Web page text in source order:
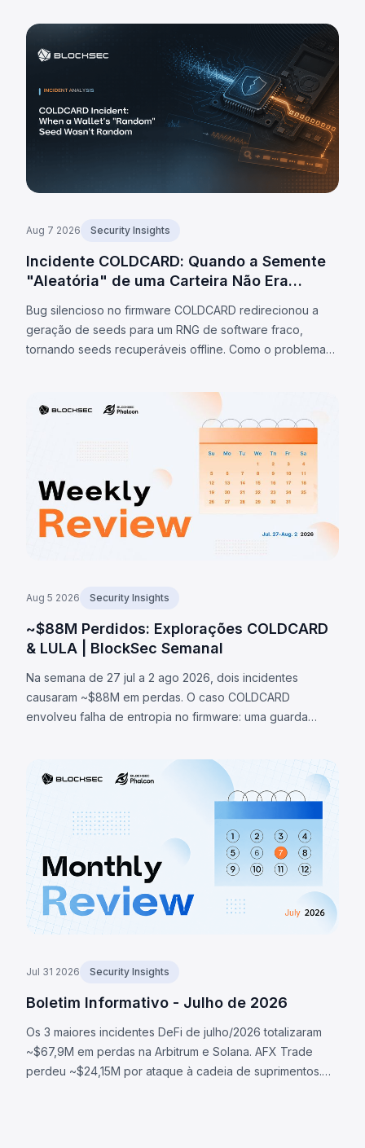
Aug 7 2026 Security Insights
Incidente COLDCARD: Quando a Semente
"Aleatória" de uma Carteira Não Era
Bug silencioso no firmware COLDCARD redirecionou a
geração de seeds para um RNG de software fraco,
tornando seeds recuperáveis offline. Como o problema
até 7/ago/2026.
Aug 5 2026 Security Insights
~$88M Perdidos: Explorações COLDCARD
& LULA | BlockSec Semanal
Na semana de 27 jul a 2 ago 2026, dois incidentes
causaram ~$88M em perdas. O caso COLDCARD
envolveu falha de entropia no firmware: uma guarda
determinístico, permitindo recuperar seeds e roubar
~1.370 BTC (~$88M). O token LULA na BNB Chain perdeu
~$578K por falha lógica que permitia acionar `recycle()`,
drenando liquidez da PancakeSwap V2.
Jul 31 2026 Security Insights
Boletim Informativo - Julho de 2026
Os 3 maiores incidentes DeFi de julho/2026 totalizaram
~$67,9M em perdas na Arbitrum e Solana. AFX Trade
perdeu ~$24,15M por ataque à cadeia de suprimentos.